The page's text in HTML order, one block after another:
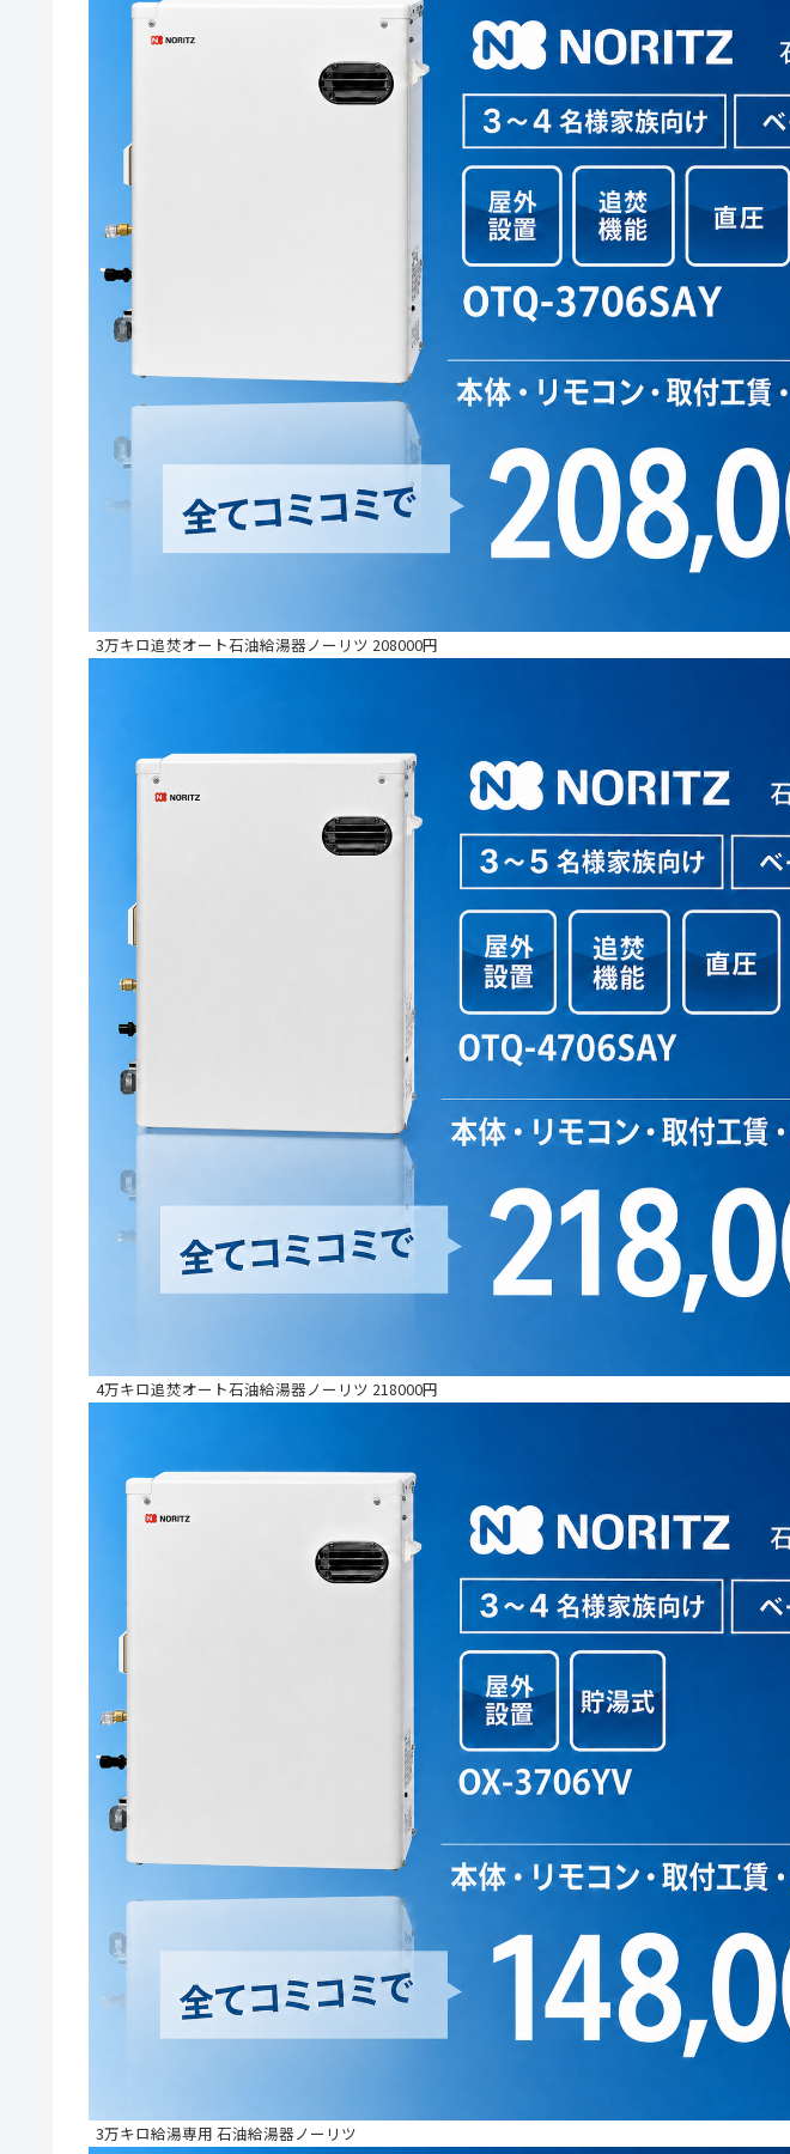
3万キロ追焚オート石油給湯器ノーリツ 208000円
4万キロ追焚オート石油給湯器ノーリツ 218000円
3万キロ給湯専用 石油給湯器ノーリツ